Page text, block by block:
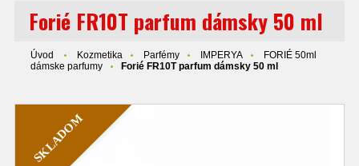
Forié FR10T parfum dámsky 50 ml
Úvod Kozmetika Parfémy IMPERYA
FORIÉ 50ml
dámske parfumy
Forié FR10T parfum dámsky 50 ml
SKLADOM